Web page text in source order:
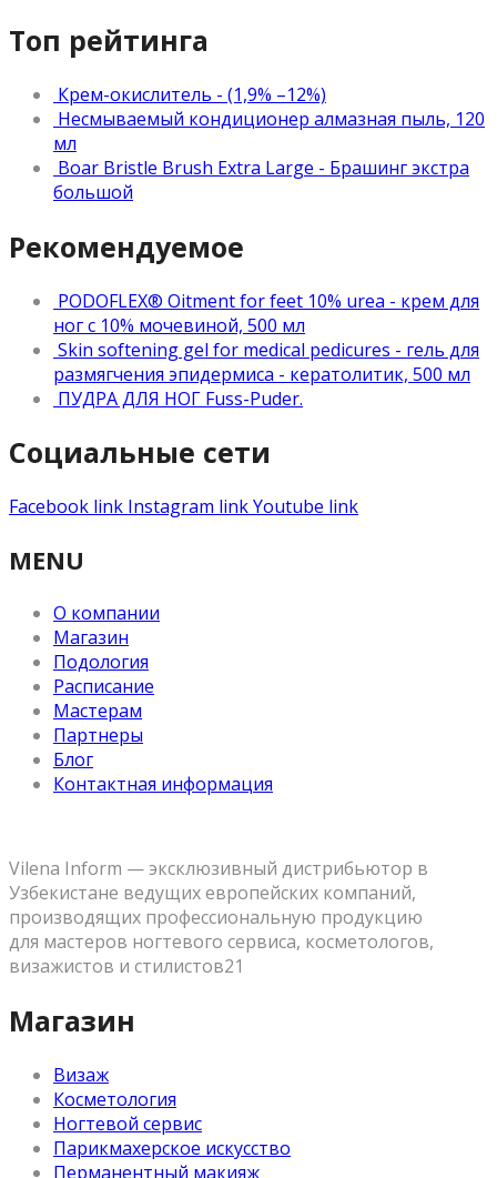
Топ рейтинга
Крем-окислитель - (1,9% –12%)
Несмываемый кондиционер алмазная пыль, 120
мл
Boar Bristle Brush Extra Large - Брашинг экстра
большой
Рекомендуемое
PODOFLEX® Oitment for feet 10% urea - крем для
ног с 10% мочевиной, 500 мл
Skin softening gel for medical pedicures - гель для
размягчения эпидермиса - кератолитик, 500 мл
ПУДРА ДЛЯ НОГ Fuss-Puder.
Социальные сети
Facebook link Instagram linkYoutube link
MENU
О компании
Магазин
Подология
Расписание
Мастерам
Партнеры
Блог
Контактная информация
Vilena Inform — эксклюзивный дистрибьютор в
Узбекистане ведущих европейских компаний,
производящих профессиональную продукцию
для мастеров ногтевого сервиса, косметологов,
визажистов и стилистов21
Магазин
Визаж
Косметология
Ногтевой сервис
Парикмахерское искусство
Перманентный макияж